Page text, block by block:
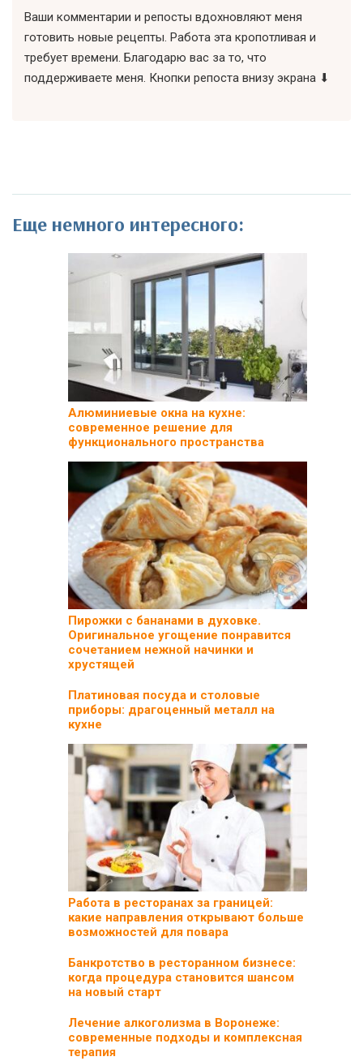
Ваши комментарии и репосты вдохновляют меня
готовить новые рецепты. Работа эта кропотливая и
требует времени. Благодарю вас за то, что
поддерживаете меня. Кнопки репоста внизу экрана ⬇
Еще немного интересного:
Алюминиевые окна на кухне:
современное решение для
функционального пространства
Пирожки с бананами в духовке.
Оригинальное угощение понравится
сочетанием нежной начинки и
хрустящей
Платиновая посуда и столовые
приборы: драгоценный металл на
кухне
Работа в ресторанах за границей:
какие направления открывают больше
возможностей для повара
Банкротство в ресторанном бизнесе:
когда процедура становится шансом
на новый старт
Лечение алкоголизма в Воронеже:
современные подходы и комплексная
терапия